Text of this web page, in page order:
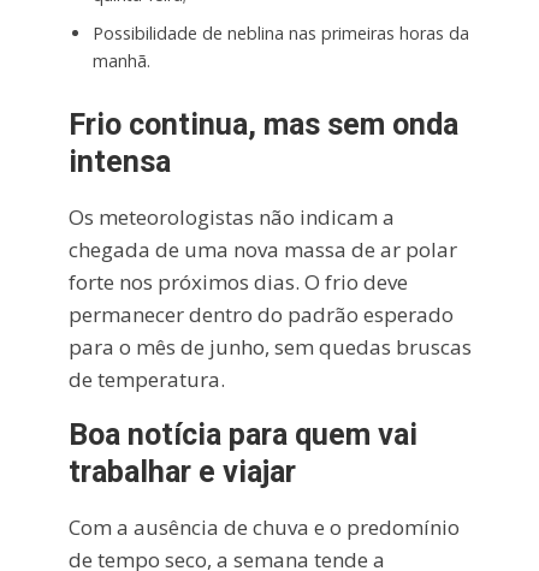
Possibilidade de neblina nas primeiras horas da
manhã.
Frio continua, mas sem onda
intensa
Os meteorologistas não indicam a
chegada de uma nova massa de ar polar
forte nos próximos dias. O frio deve
permanecer dentro do padrão esperado
para o mês de junho, sem quedas bruscas
de temperatura.
Boa notícia para quem vai
trabalhar e viajar
Com a ausência de chuva e o predomínio
de tempo seco, a semana tende a